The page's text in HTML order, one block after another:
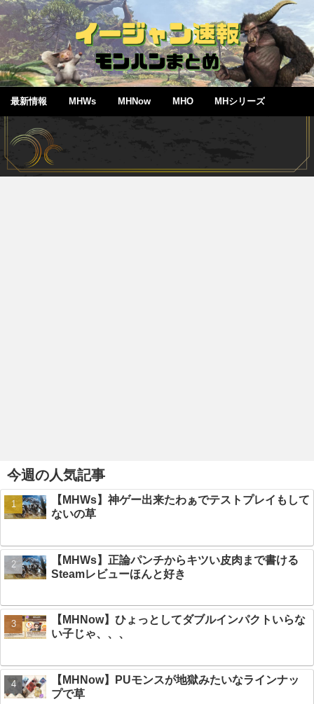
最新情報 MHWs MHNow MHO MHシリーズ
今週の人気記事
【MHWs】神ゲー出来たわぁでテストプレイもして
ないの草
【MHWs】正論パンチからキツい皮肉まで書ける
Steamレビューほんと好き
【MHNow】ひょっとしてダブルインパクトいらな
い子じゃ、、、
【MHNow】PUモンスが地獄みたいなラインナッ
プで草